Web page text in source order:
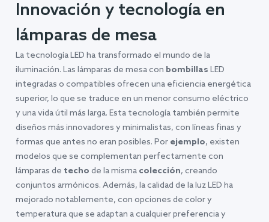
Innovación y tecnología en
lámparas de mesa
La tecnología LED ha transformado el mundo de la
iluminación. Las lámparas de mesa con bombillas LED
integradas o compatibles ofrecen una eficiencia energética
superior, lo que se traduce en un menor consumo eléctrico
y una vida útil más larga. Esta tecnología también permite
diseños más innovadores y minimalistas, con líneas finas y
formas que antes no eran posibles. Por ejemplo, existen
modelos que se complementan perfectamente con
lámparas de techo de la misma colección, creando
conjuntos armónicos. Además, la calidad de la luz LED ha
mejorado notablemente, con opciones de color y
temperatura que se adaptan a cualquier preferencia y